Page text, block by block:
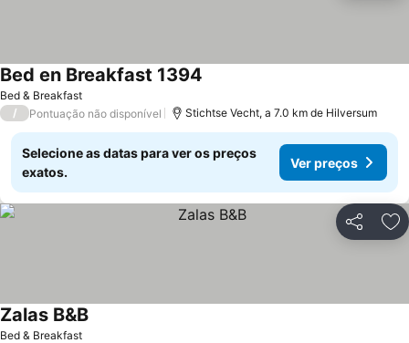
Bed & Breakfast
Bed en Breakfast 1394
/ Pontuação não disponível Stichtse Vecht, a 7.0 km de Hilversum
Selecione as datas para ver os preços
exatos.
Ver preços
Partilhar
Bed & Breakfast
Zalas B&B